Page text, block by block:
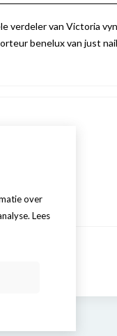
verdeler van Victoria
benelux van just
over
Lees